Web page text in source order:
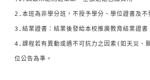
2.本班為非學分班，不授予學分、學位證書及不
3.結業證書：結業後發給本校推廣教育結業證
4.課程若有異動或遇不可抗力之因素(如天災、
位公告為準。